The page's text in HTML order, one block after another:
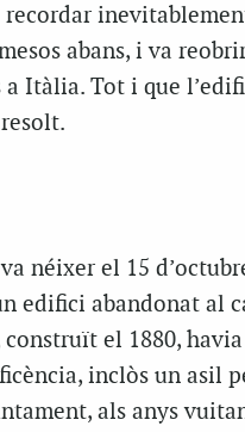
recordar
abans, i va
a Itàlia. Tot i que
néixer el 15
edifici abandonat al
el 1880,
inclòs un asil
als anys